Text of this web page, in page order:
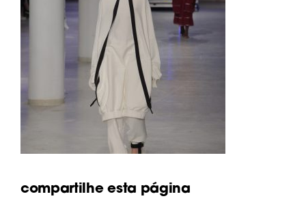
compartilhe esta página